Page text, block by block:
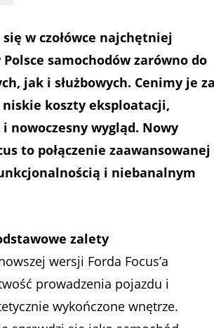
w czołówce najchętniej
samochodów zarówno do
jak i służbowych. Cenimy je
niskie koszty eksploatacji,
nowoczesny wygląd. Nowy
to połączenie zaawansowanej
i niebanalnym
zalety
wersji Forda Focus’a
prowadzenia pojazdu i
wykończone wnętrze.